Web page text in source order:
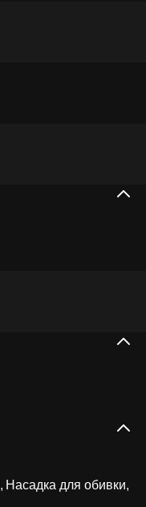
Насадка для обивки